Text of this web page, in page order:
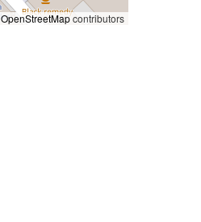
OpenStreetMapcontributors